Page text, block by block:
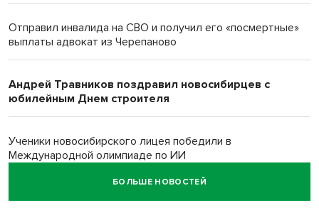
Отправил инвалида на СВО и получил его «посмертные»
выплаты адвокат из Черепаново
Андрей Травников поздравил новосибирцев с
юбилейным Днем строителя
Ученики новосибирского лицея победили в
Международной олимпиаде по ИИ
Остановку электричек о.п. Радуга Сибири начали строить
БОЛЬШЕ НОВОСТЕЙ